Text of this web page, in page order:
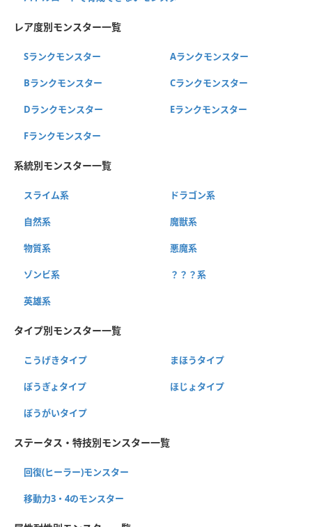
レア度別モンスター一覧
Sランクモンスター Aランクモンスター
Bランクモンスター Cランクモンスター
Dランクモンスター Eランクモンスター
Fランクモンスター
系統別モンスター一覧
スライム系 ドラゴン系
自然系 魔獣系
物質系 悪魔系
ゾンビ系 ？？？系
英雄系
タイプ別モンスター一覧
こうげきタイプ まほうタイプ
ぼうぎょタイプ ほじょタイプ
ぼうがいタイプ
ステータス・特技別モンスター一覧
回復(ヒーラー)モンスター
移動力3・4のモンスター